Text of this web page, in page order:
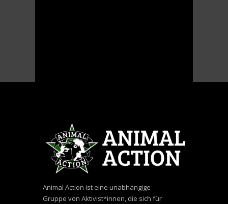
Animal Action ist eine unabhängige
Gruppe von Aktivist*innen, die sich für